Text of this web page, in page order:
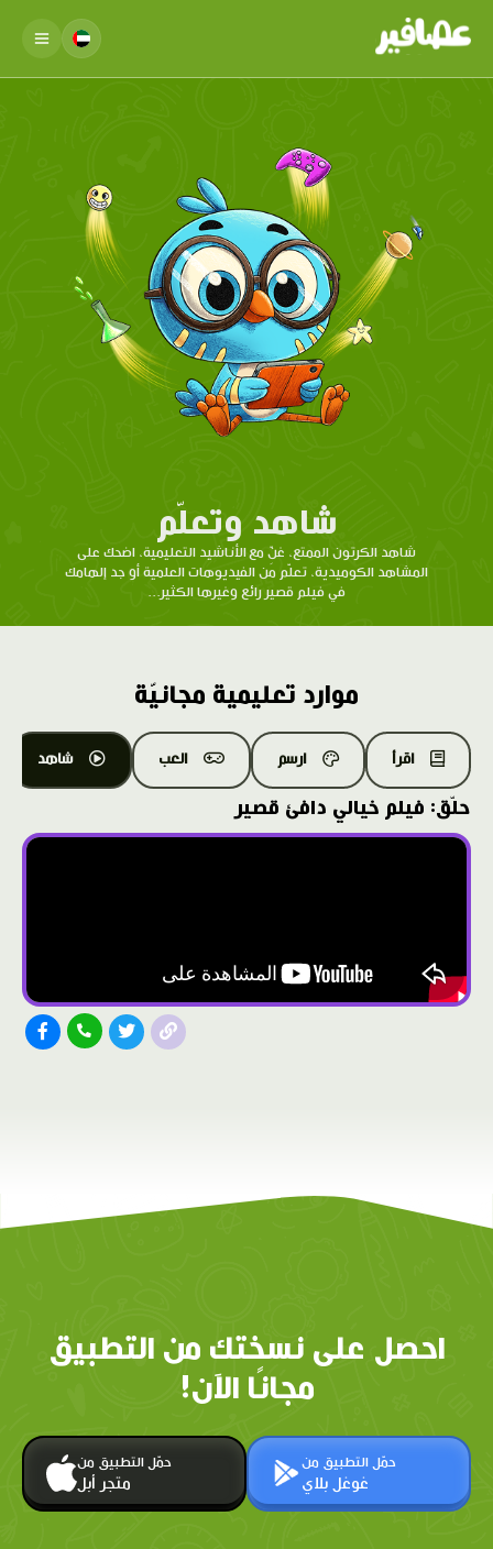
شاهد وتعلّم
شاهد الكرتون الممتع، غنِّ مع الأناشيد التعليمية، اضحك على
المشاهد الكوميدية، تعلّم من الفيديوهات العلمية أو جد إلهامك
في فيلم قصير رائع وغيرها الكثير...
موارد تعليمية مجانيّة
اقرأ ارسم العب شاهد
حلّق: فيلم خيالي دافئ قصير
احصل على نسختك من التطبيق
مجانًا الآن!
حمّل التطبيق من
متجر أبل
حمّل التطبيق من
غوغل بلاي